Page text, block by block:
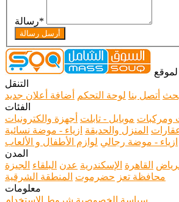
رسالة*
أرسل رسالة
التنقل
أتصل بنا لوحة التحكم أضافة أعلان جديد
الفئات
ومركبات موبايل - تابلت أجهزة والكترونيات
المنزل والحديقة ازياء - موضة نسائية
ازياء - موضة رجالي لوازم الأطفال و الألعاب
المدن
القاهرة الإسكندرية عدن البلقاء الجيزة
محافظة تعز حضرموت المنطقة الشرقية
معلومات